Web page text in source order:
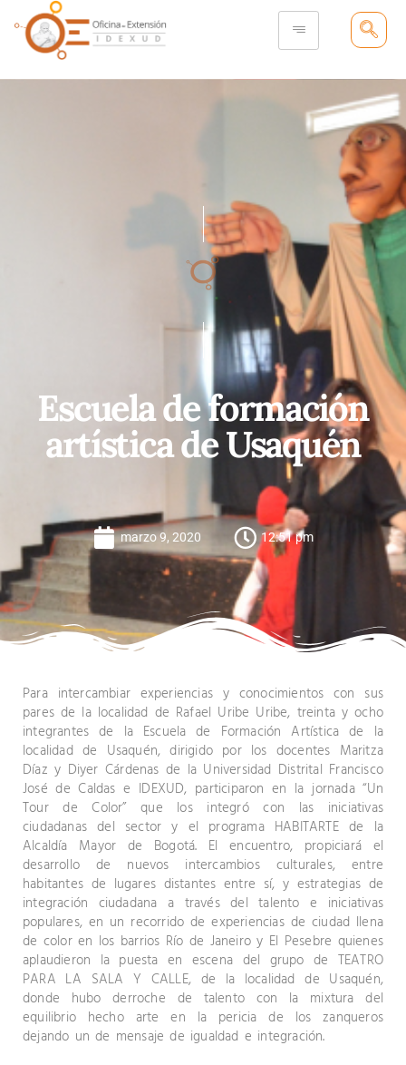
Escuela de formación
artística de Usaquén
marzo 9, 2020 12:51 pm
Para intercambiar experiencias y conocimientos con sus
pares de la localidad de Rafael Uribe Uribe, treinta y ocho
integrantes de la Escuela de Formación Artística de la
localidad de Usaquén, dirigido por los docentes Maritza
Díaz y Diyer Cárdenas de la Universidad Distrital Francisco
José de Caldas e IDEXUD, participaron en la jornada “Un
Tour de Color” que los integró con las iniciativas
ciudadanas del sector y el programa HABITARTE de la
Alcaldía Mayor de Bogotá. El encuentro, propiciará el
desarrollo de nuevos intercambios culturales, entre
habitantes de lugares distantes entre sí, y estrategias de
integración ciudadana a través del talento e iniciativas
populares, en un recorrido de experiencias de ciudad llena
de color en los barrios Río de Janeiro y El Pesebre quienes
aplaudieron la puesta en escena del grupo de TEATRO
PARA LA SALA Y CALLE, de la localidad de Usaquén,
donde hubo derroche de talento con la mixtura del
equilibrio hecho arte en la pericia de los zanqueros
dejando un de mensaje de igualdad e integración.